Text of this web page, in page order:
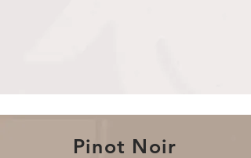
Pinot Noir